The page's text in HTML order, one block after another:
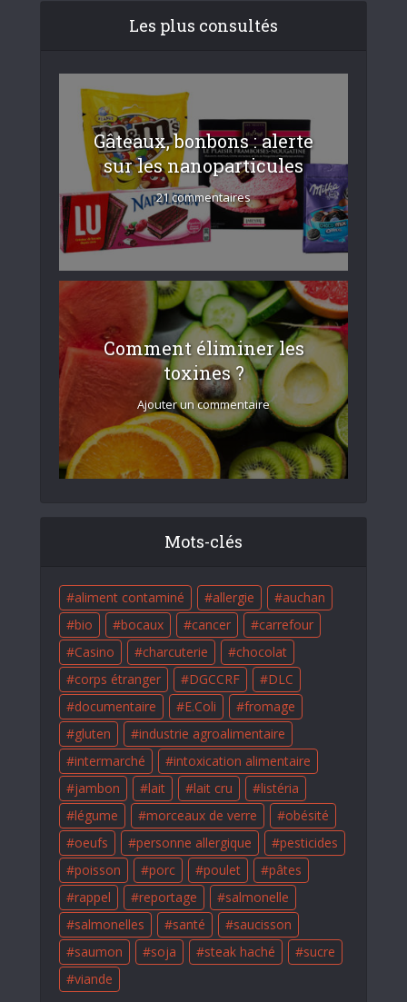
Les plus consultés
Gâteaux, bonbons : alerte
sur les nanoparticules
21 commentaires
Comment éliminer les
toxines ?
Ajouter un commentaire
Mots-clés
aliment contaminé allergie
auchan
bio
bocaux cancer
carrefour
Casino
charcuterie
chocolat
corps étranger
DGCCRF
DLC
documentaire
E.Coli
fromage
gluten
industrie agroalimentaire
intermarché
intoxication alimentaire
jambon
lait lait cru
listéria
légume
morceaux de verre
obésité
oeufs
personne allergique
pesticides
poisson
porc poulet
pâtes
rappel
reportage
salmonelle
salmonelles
santé
saucisson
saumon
soja steak haché
sucre
viande